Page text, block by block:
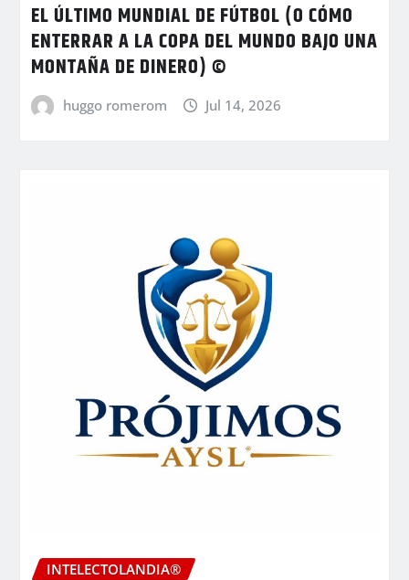
EL ÚLTIMO MUNDIAL DE FÚTBOL (O CÓMO
ENTERRAR A LA COPA DEL MUNDO BAJO UNA
MONTAÑA DE DINERO) ©
huggo romerom Jul 14, 2026
INTELECTOLANDIA®